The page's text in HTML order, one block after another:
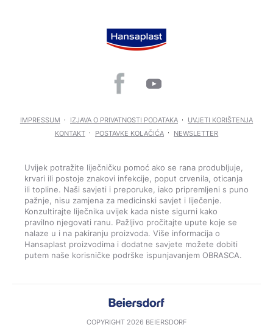
IMPRESSUM IZJAVA O PRIVATNOSTI PODATAKA
UVJETI KORIŠTENJA
KONTAKT
POSTAVKE KOLAČIĆA NEWSLETTER
Uvijek potražite liječničku pomoć ako se rana produbljuje,
krvari ili postoje znakovi infekcije, poput crvenila, oticanja
ili topline. Naši savjeti i preporuke, iako pripremljeni s puno
pažnje, nisu zamjena za medicinski savjet i liječenje.
Konzultirajte liječnika uvijek kada niste sigurni kako
pravilno njegovati ranu. Pažljivo pročitajte upute koje se
nalaze u i na pakiranju proizvoda. Više informacija o
Hansaplast proizvodima i dodatne savjete možete dobiti
putem naše korisničke podrške ispunjavanjem OBRASCA.
COPYRIGHT 2026 BEIERSDORF